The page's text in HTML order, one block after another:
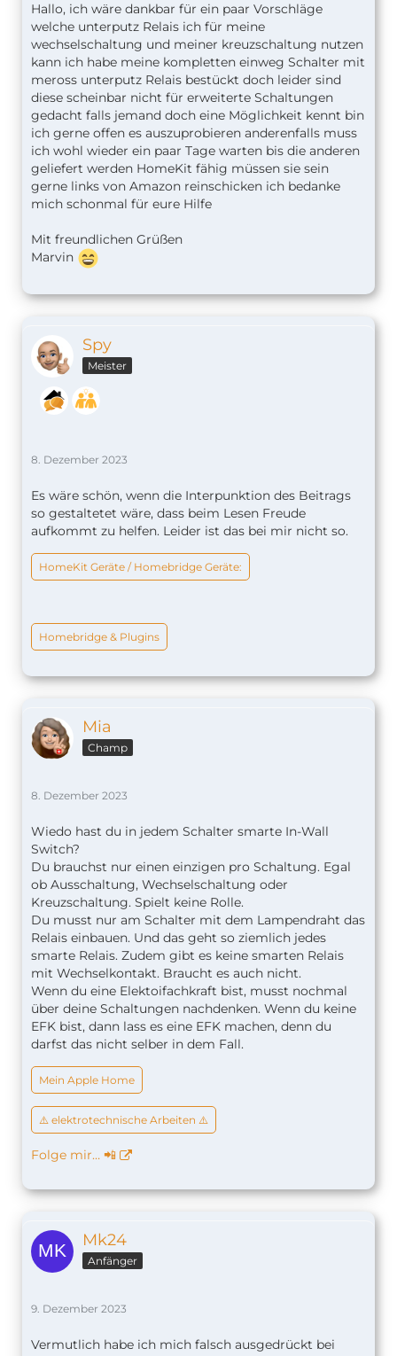
Hallo, ich wäre dankbar für ein paar Vorschläge
welche unterputz Relais ich für meine
wechselschaltung und meiner kreuzschaltung nutzen
kann ich habe meine kompletten einweg Schalter mit
meross unterputz Relais bestückt doch leider sind
diese scheinbar nicht für erweiterte Schaltungen
gedacht falls jemand doch eine Möglichkeit kennt bin
ich gerne offen es auszuprobieren anderenfalls muss
ich wohl wieder ein paar Tage warten bis die anderen
geliefert werden HomeKit fähig müssen sie sein
gerne links von Amazon reinschicken ich bedanke
mich schonmal für eure Hilfe
Mit freundlichen Grüßen
Marvin
Spy
Meister
8. Dezember 2023
Es wäre schön, wenn die Interpunktion des Beitrags
so gestaltetet wäre, dass beim Lesen Freude
aufkommt zu helfen. Leider ist das bei mir nicht so.
HomeKit Geräte / Homebridge Geräte:
Homebridge & Plugins
Mia
Champ
8. Dezember 2023
Wiedo hast du in jedem Schalter smarte In-Wall
Switch?
Du brauchst nur einen einzigen pro Schaltung. Egal
ob Ausschaltung, Wechselschaltung oder
Kreuzschaltung. Spielt keine Rolle.
Du musst nur am Schalter mit dem Lampendraht das
Relais einbauen. Und das geht so ziemlich jedes
smarte Relais. Zudem gibt es keine smarten Relais
mit Wechselkontakt. Braucht es auch nicht.
Wenn du eine Elektoifachkraft bist, musst nochmal
über deine Schaltungen nachdenken. Wenn du keine
EFK bist, dann lass es eine EFK machen, denn du
darfst das nicht selber in dem Fall.
Mein Apple Home
⚠️ elektrotechnische Arbeiten ⚠️
Folge mir… 📲
Mk24
Anfänger
9. Dezember 2023
Vermutlich habe ich mich falsch ausgedrückt bei